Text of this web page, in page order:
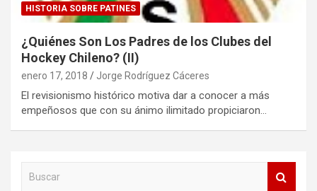
HISTORIA SOBRE PATINES
¿Quiénes Son Los Padres de los Clubes del
Hockey Chileno? (II)
enero 17, 2018 Jorge Rodríguez Cáceres
El revisionismo histórico motiva dar a conocer a más
empeñosos que con su ánimo ilimitado propiciaron…